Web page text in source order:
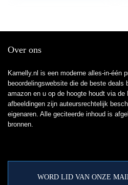
Over ons
Karnelly.nl is een moderne alles-in-één
beoordelingswebsite die de beste
amazon en u op de hoogte houdt via
afbeeldingen zijn auteursrechtelijk
eigenaren. Alle geciteerde inhoud is
bronnen.
WORD LID VAN ONZE